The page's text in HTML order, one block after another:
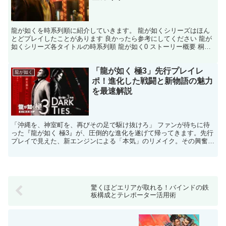
龍が如くを時系列順に紹介していきます。 龍が如くシリーズはほん
とどプレイしたことがあります 良かったら参考にしてください 龍が
如くシリーズ各タイトルの時系列順 龍が如く0 ストーリー概要 桐生
龍が如く
「龍が如く 極3」先行プレイレ
ポ！進化した戦闘と新物語の魅力
を最速解説
「沖縄を、神室町を、再びその足で駆け抜けろ」 ファンが待ちに待
った『龍が如く 極3』が、圧倒的な進化を遂げて帰ってきます。先行
プレイで見えた、新エンジンによる「本気」のリメイク。その興奮を
驚くほどエリアが取れる！バインドの鉄
板構成とテレポーター活用術